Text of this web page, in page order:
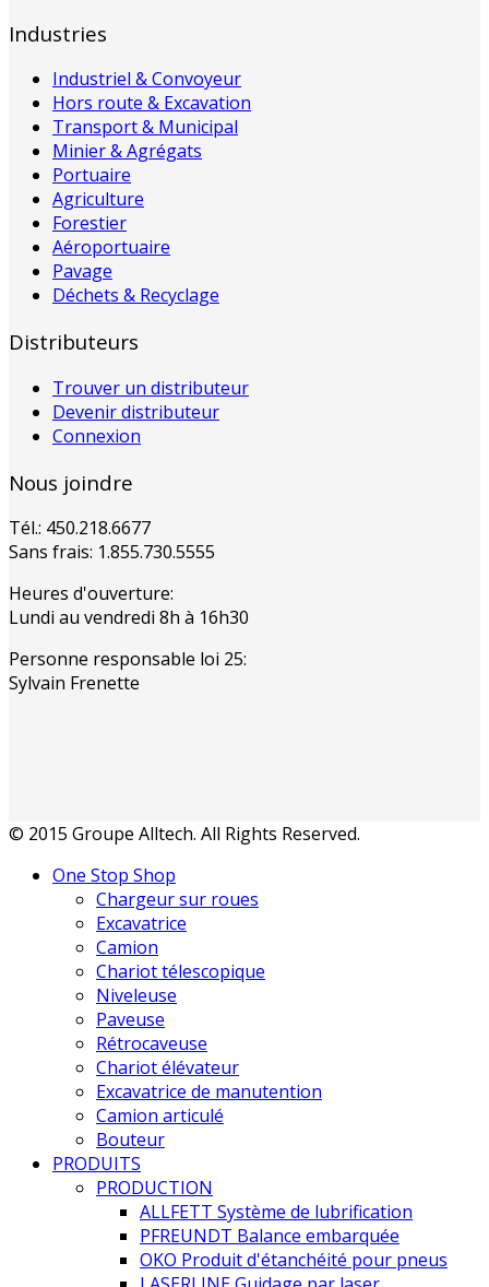
Industries
Industriel & Convoyeur
Hors route & Excavation
Transport & Municipal
Minier & Agrégats
Portuaire
Agriculture
Forestier
Aéroportuaire
Pavage
Déchets & Recyclage
Distributeurs
Trouver un distributeur
Devenir distributeur
Connexion
Nous joindre
Tél.: 450.218.6677
Sans frais: 1.855.730.5555
Heures d'ouverture:
Lundi au vendredi 8h à 16h30
Personne responsable loi 25:
Sylvain Frenette
© 2015 Groupe Alltech. All Rights Reserved.
One Stop Shop
Chargeur sur roues
Excavatrice
Camion
Chariot télescopique
Niveleuse
Paveuse
Rétrocaveuse
Chariot élévateur
Excavatrice de manutention
Camion articulé
Bouteur
PRODUITS
PRODUCTION
ALLFETT Système de lubrification
PFREUNDT Balance embarquée
OKO Produit d'étanchéité pour pneus